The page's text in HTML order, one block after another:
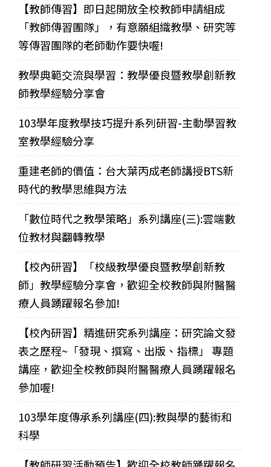
【教師傳習】即日起開放全校教師申請組成
「教師傳習團隊」，有意願組織教學、研究等
等傳習團隊的老師動作要快喔!
教學典範交流與學習：教學優良暨教學創新教
師教學經驗分享會
103學年度教學技巧提升系列研習-主動學習教
室教學經驗分享
重建老師的價值：台大葉丙成老師講授BTS新
時代的教學思維與方法
「數位時代之教學策略」系列講座(三):雲端數
位教材與翻轉教學
【校內研習】「校級教學優良暨教學創新教
師」教學經驗分享會，歡迎全校教師與附醫醫
療人員踴躍報名參加!
【校內研習】精進研究系列講座：研究論文發
表之歷程~「發現、撰寫、出版、指標」 專題
講座，歡迎全校教師與附醫醫療人員踴躍報名
參加喔!
103學年度傳承系列講座(四):教與學的藝術和
科學